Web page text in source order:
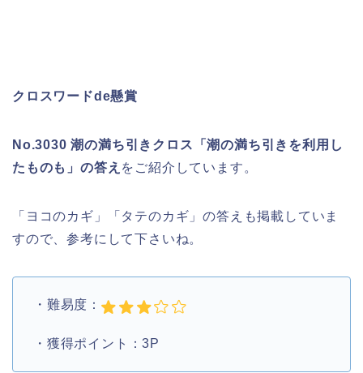
クロスワードde懸賞
No.3030 潮の満ち引きクロス「潮の満ち引きを利用し
たものも」の答え をご紹介しています。
「ヨコのカギ」「タテのカギ」の答えも掲載していま
すので、参考にして下さいね。
・難易度：
・獲得ポイント：3P